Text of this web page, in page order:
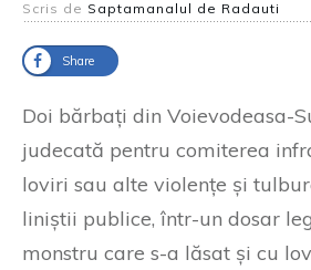
Scris de Saptamanalul de Radauti
Share
Doi bărbați din Voievodeasa-
judecată pentru comiterea
loviri sau alte violențe și
liniștii publice, într-un dosar
monstru care s-a lăsat și cu